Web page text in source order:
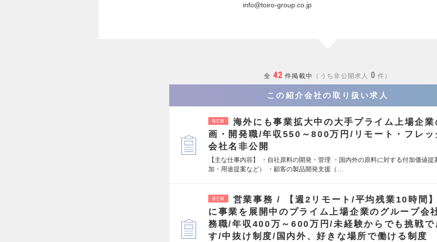
info@toiro-group.co.jp
全 42 件掲載中 うち非公開求人 0 件
この紹介会社の取り扱い求人
NEW
海外にも事業拡大中の大手プライム上場企業
画・開発職/年収550～800万円/リモート・フレッ
会社名非公開
【主な仕事内容】 ・自社原料の開発・管理 ・国内外の原料に対する付加価値提
加・用途提案など） ・顧客の製品開発支援（…
NEW 営業事務
【週2リモート/平均残業10時間
に事業を展開中のプライム上場企業のグループ会
務職/年収400万～600万円/未経験からでも挑戦で
す/中抜け制度/国内外、好きな場所で働ける制度